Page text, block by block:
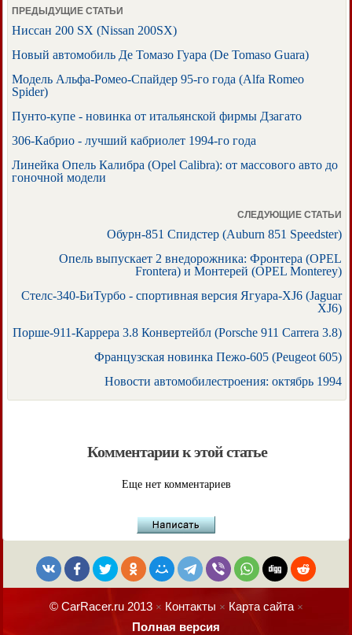
ПРЕДЫДУЩИЕ СТАТЬИ
Ниссан 200 SX (Nissan 200SX)
Новый автомобиль Де Томазо Гуара (De Tomaso Guara)
Модель Альфа-Ромео-Спайдер 95-го года (Alfa Romeo
Spider)
Пунто-купе - новинка от итальянской фирмы Дзагато
306-Кабрио - лучший кабриолет 1994-го года
Линейка Опель Калибра (Opel Calibra): от массового авто до
гоночной модели
СЛЕДУЮЩИЕ СТАТЬИ
Обурн-851 Спидстер (Auburn 851 Speedster)
Опель выпускает 2 внедорожника: Фронтера (OPEL
Frontera) и Монтерей (OPEL Monterey)
Стелс-340-БиТурбо - спортивная версия Ягуара-XJ6 (Jaguar
XJ6)
Порше-911-Каррера 3.8 Конвертейбл (Porsche 911 Carrera 3.8)
Французская новинка Пежо-605 (Peugeot 605)
Новости автомобилестроения: октябрь 1994
Комментарии к этой статье
Еще нет комментариев
© CarRacer.ru 2013× Контакты × Карта сайта×
Полная версия